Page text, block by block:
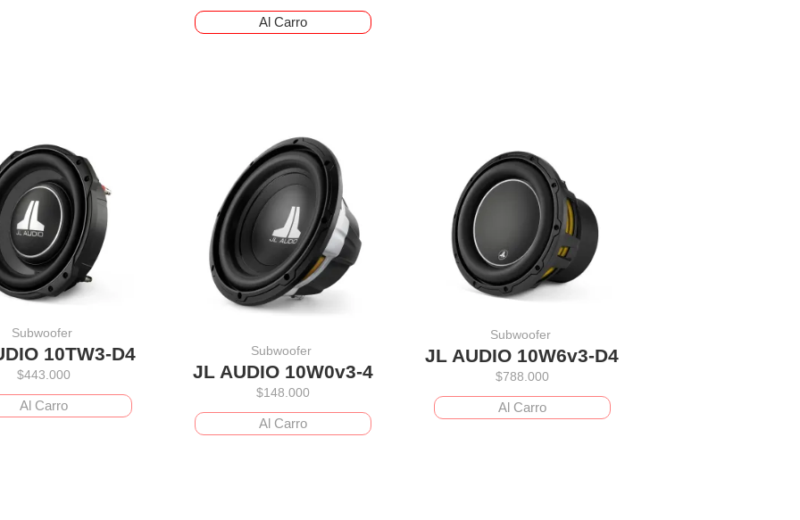
Al Carro
Subwoofer
10TW3-D4
$443.000
Al Carro
Subwoofer
JL AUDIO 10W0v3-4
$148.000
Al Carro
Subwoofer
JL AUDIO 10W6v3-D4
$788.000
Al Carro